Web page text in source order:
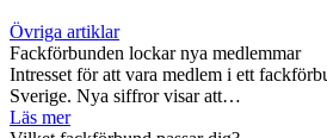
Övriga artiklar
Fackförbunden lockar nya medlemmar
Intresset för att vara medlem i ett
Sverige. Nya siffror visar att…
Läs mer